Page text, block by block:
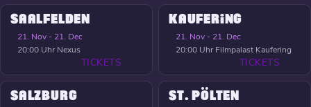
SAALFELDEN
21. Nov - 21. Dec
20:00 Uhr Nexus
TICKETS
KAUFERING
21. Nov - 21. Dec
20:00 Uhr Filmpalast Kaufering
TICKETS
SALZBURG ST. PÖLTEN